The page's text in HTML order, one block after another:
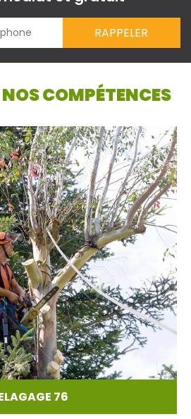
COMPÉTENCES
76